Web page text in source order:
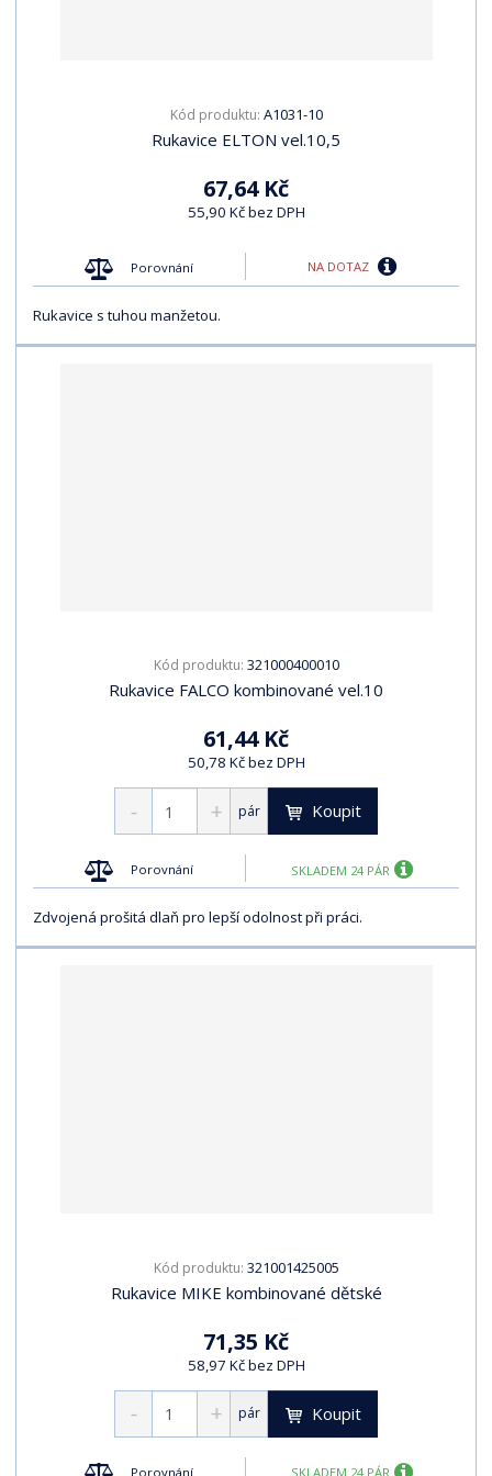
Kód produktu: A1031-10
Rukavice ELTON vel.10,5
67,64 Kč
55,90 Kč bez DPH
Porovnání NA DOTAZ
Rukavice s tuhou manžetou.
Kód produktu: 321000400010
Rukavice FALCO kombinované vel.10
61,44 Kč
50,78 Kč bez DPH
pár Koupit
Porovnání SKLADEM 24 PÁR
Zdvojená prošitá dlaň pro lepší odolnost při práci.
Kód produktu: 321001425005
Rukavice MIKE kombinované dětské
71,35 Kč
58,97 Kč bez DPH
pár Koupit
Porovnání SKLADEM 24 PÁR